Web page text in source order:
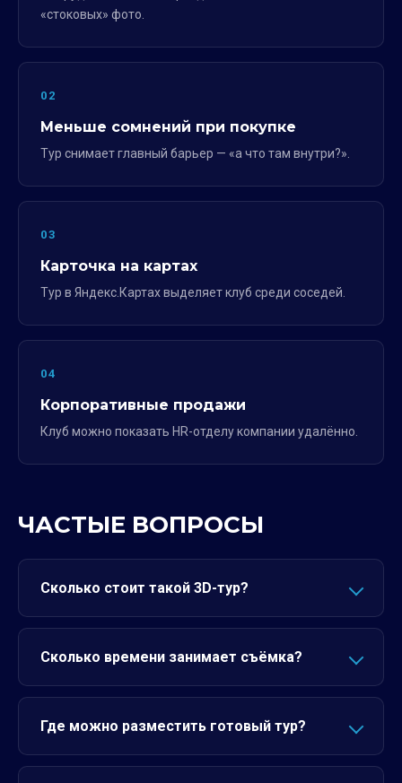
«стоковых» фото.
02
Меньше сомнений при покупке
Тур снимает главный барьер — «а что там внутри?».
03
Карточка на картах
Тур в Яндекс.Картах выделяет клуб среди соседей.
04
Корпоративные продажи
Клуб можно показать HR-отделу компании удалённо.
ЧАСТЫЕ ВОПРОСЫ
Сколько стоит такой 3D-тур?
Сколько времени занимает съёмка?
Где можно разместить готовый тур?